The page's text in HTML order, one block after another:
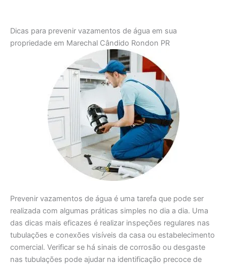
Dicas para prevenir vazamentos de água em sua
propriedade em Marechal Cândido Rondon PR
Prevenir vazamentos de água é uma tarefa que pode ser
realizada com algumas práticas simples no dia a dia. Uma
das dicas mais eficazes é realizar inspeções regulares nas
tubulações e conexões visíveis da casa ou estabelecimento
comercial. Verificar se há sinais de corrosão ou desgaste
nas tubulações pode ajudar na identificação precoce de